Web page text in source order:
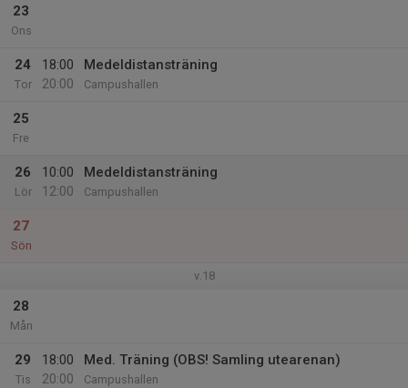
23
Ons
24
Tor
18:00
20:00
Medeldistansträning
Campushallen
25
Fre
26
Lör
10:00
12:00
Medeldistansträning
Campushallen
27
Sön
v.18
28
Mån
29
Tis
18:00
20:00
Med. Träning (OBS! Samling utearenan)
Campushallen